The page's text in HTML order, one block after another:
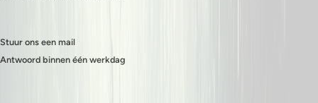
Stuur ons een mail
Antwoord binnen één werkdag